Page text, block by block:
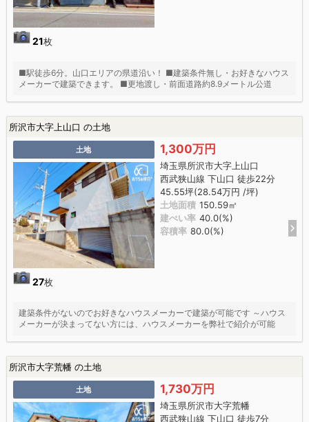
21枚
■駅徒歩6分。山口エリアの県道沿い！ ■建築条件無し・お好きなハウス
メーカーで建築できます。 ■更地渡し・前面道路約8.9メートル公道
所沢市大字上山口 の土地
土地
27枚
1,300万円
埼玉県所沢市大字上山口
西武狭山線 下山口 徒歩22分
45.55坪(28.54万円 /坪)
土地面積 150.59㎡
建ぺい率 40.0(%)
容積率 80.0(%)
建築条件がないのでお好きなハウスメーカーで建築が可能です ～ハウス
メーカーが決まってない方には、ハウスメーカーを弊社で紹介が可能
所沢市大字荒幡 の土地
土地 1,730万円
埼玉県所沢市大字荒幡
西武狭山線 下山口 徒歩7分